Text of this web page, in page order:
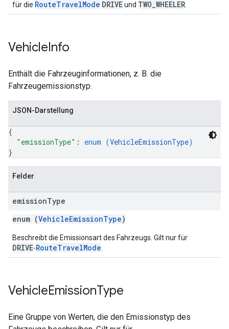
für die RouteTravelMode DRIVEund TWO_WHEELER
VehicleInfo
Enthält die Fahrzeuginformationen, z. B. die
Fahrzeugemissionstyp.
JSON-Darstellung
{
"emissionType" : enum (VehicleEmissionType)
}
Felder
emissionType
enum (VehicleEmissionType)
Beschreibt die Emissionsart des Fahrzeugs. Gilt nur für
DRIVE-RouteTravelMode
VehicleEmissionType
Eine Gruppe von Werten, die den Emissionstyp des